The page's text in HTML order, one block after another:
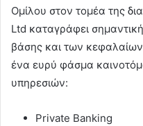
Ομίλου στον τομέα της
Ltd καταγράφει
βάσης και των
ένα ευρύ φάσμα
υπηρεσιών:
Private Banking